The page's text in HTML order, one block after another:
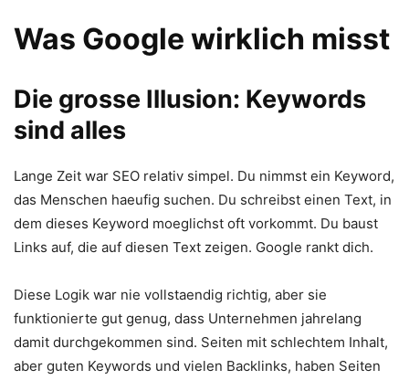
Was Google wirklich misst
Die grosse Illusion: Keywords
sind alles
Lange Zeit war SEO relativ simpel. Du nimmst ein Keyword,
das Menschen haeufig suchen. Du schreibst einen Text, in
dem dieses Keyword moeglichst oft vorkommt. Du baust
Links auf, die auf diesen Text zeigen. Google rankt dich.
Diese Logik war nie vollstaendig richtig, aber sie
funktionierte gut genug, dass Unternehmen jahrelang
damit durchgekommen sind. Seiten mit schlechtem Inhalt,
aber guten Keywords und vielen Backlinks, haben Seiten